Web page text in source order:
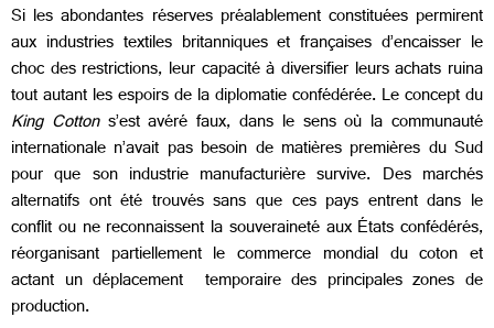
Si les abondantes réserves préalablement constituées permirent
aux industries textiles britanniques et françaises d’encaisser le
choc des restrictions, leur capacité à diversifier leurs achats ruina
tout autant les espoirs de la diplomatie confédérée. Le concept du
King Cottons’est avéré faux, dans le sens où la communauté
internationale n’avait pas besoin de matières premières du Sud
pour que son industrie manufacturière survive. Des marchés
alternatifs ont été trouvés sans que ces pays entrent dans le
conflit ou ne reconnaissent la souveraineté aux États confédérés,
réorganisant partiellement le commerce mondial du coton et
actant un déplacement temporaire des principales zones de
production.